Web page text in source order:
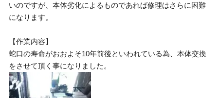
いのですが、本体劣化によるものであれば修理はさらに困難
になります。
【作業内容】
蛇口の寿命がおおよそ10年前後といわれている為、本体交換
をさせて頂く事になりました。